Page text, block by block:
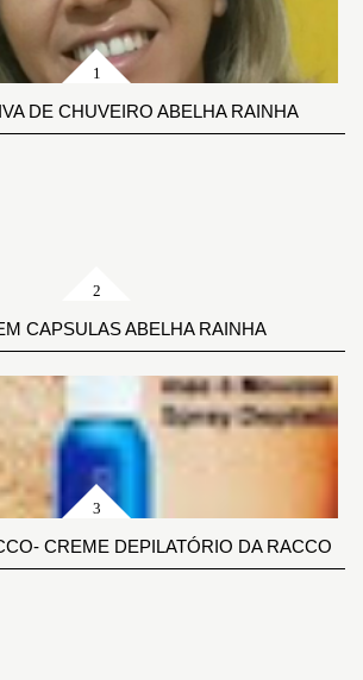
DE CHUVEIRO ABELHA RAINHA
CAPSULAS ABELHA RAINHA
CREME DEPILATÓRIO DA RACCO